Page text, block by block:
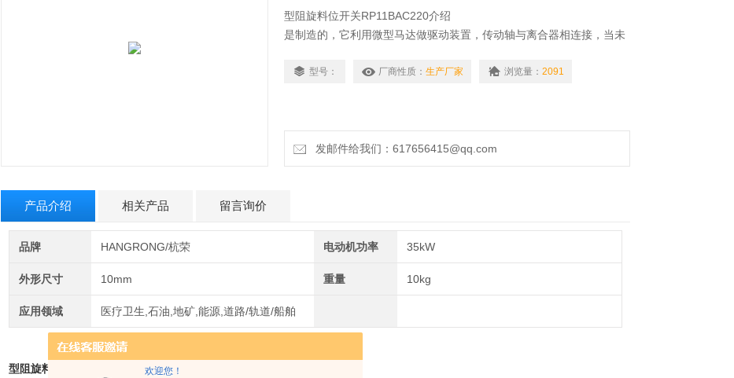
欢迎您！
型阻旋料位开关RP11BAC220介绍
是制造的，它利用微型马达做驱动装置，传动轴与离合器相连接，当未
装置输出一接点信号，同时切断电源停止转动。
型号： 厂商性质： 生产厂家 浏览量： 2091
发邮件给我们：617656415@qq.com
产品介绍 相关产品 留言询价
品牌 HANGRONG/杭荣 电动机功率 35kW
外形尺寸 10mm 重量 10kg
应用领域 医疗卫生,石油,地矿,能源,道路/轨道/船舶
型阻旋料位开关RP11BAC220介绍